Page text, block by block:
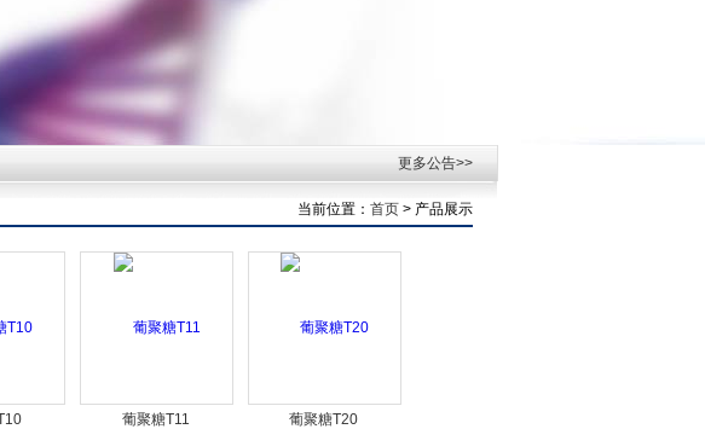
更多公告>>
当前位置： 首页 > 产品展示
葡聚糖T11 葡聚糖T20